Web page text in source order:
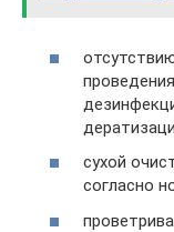
сухой
согласно